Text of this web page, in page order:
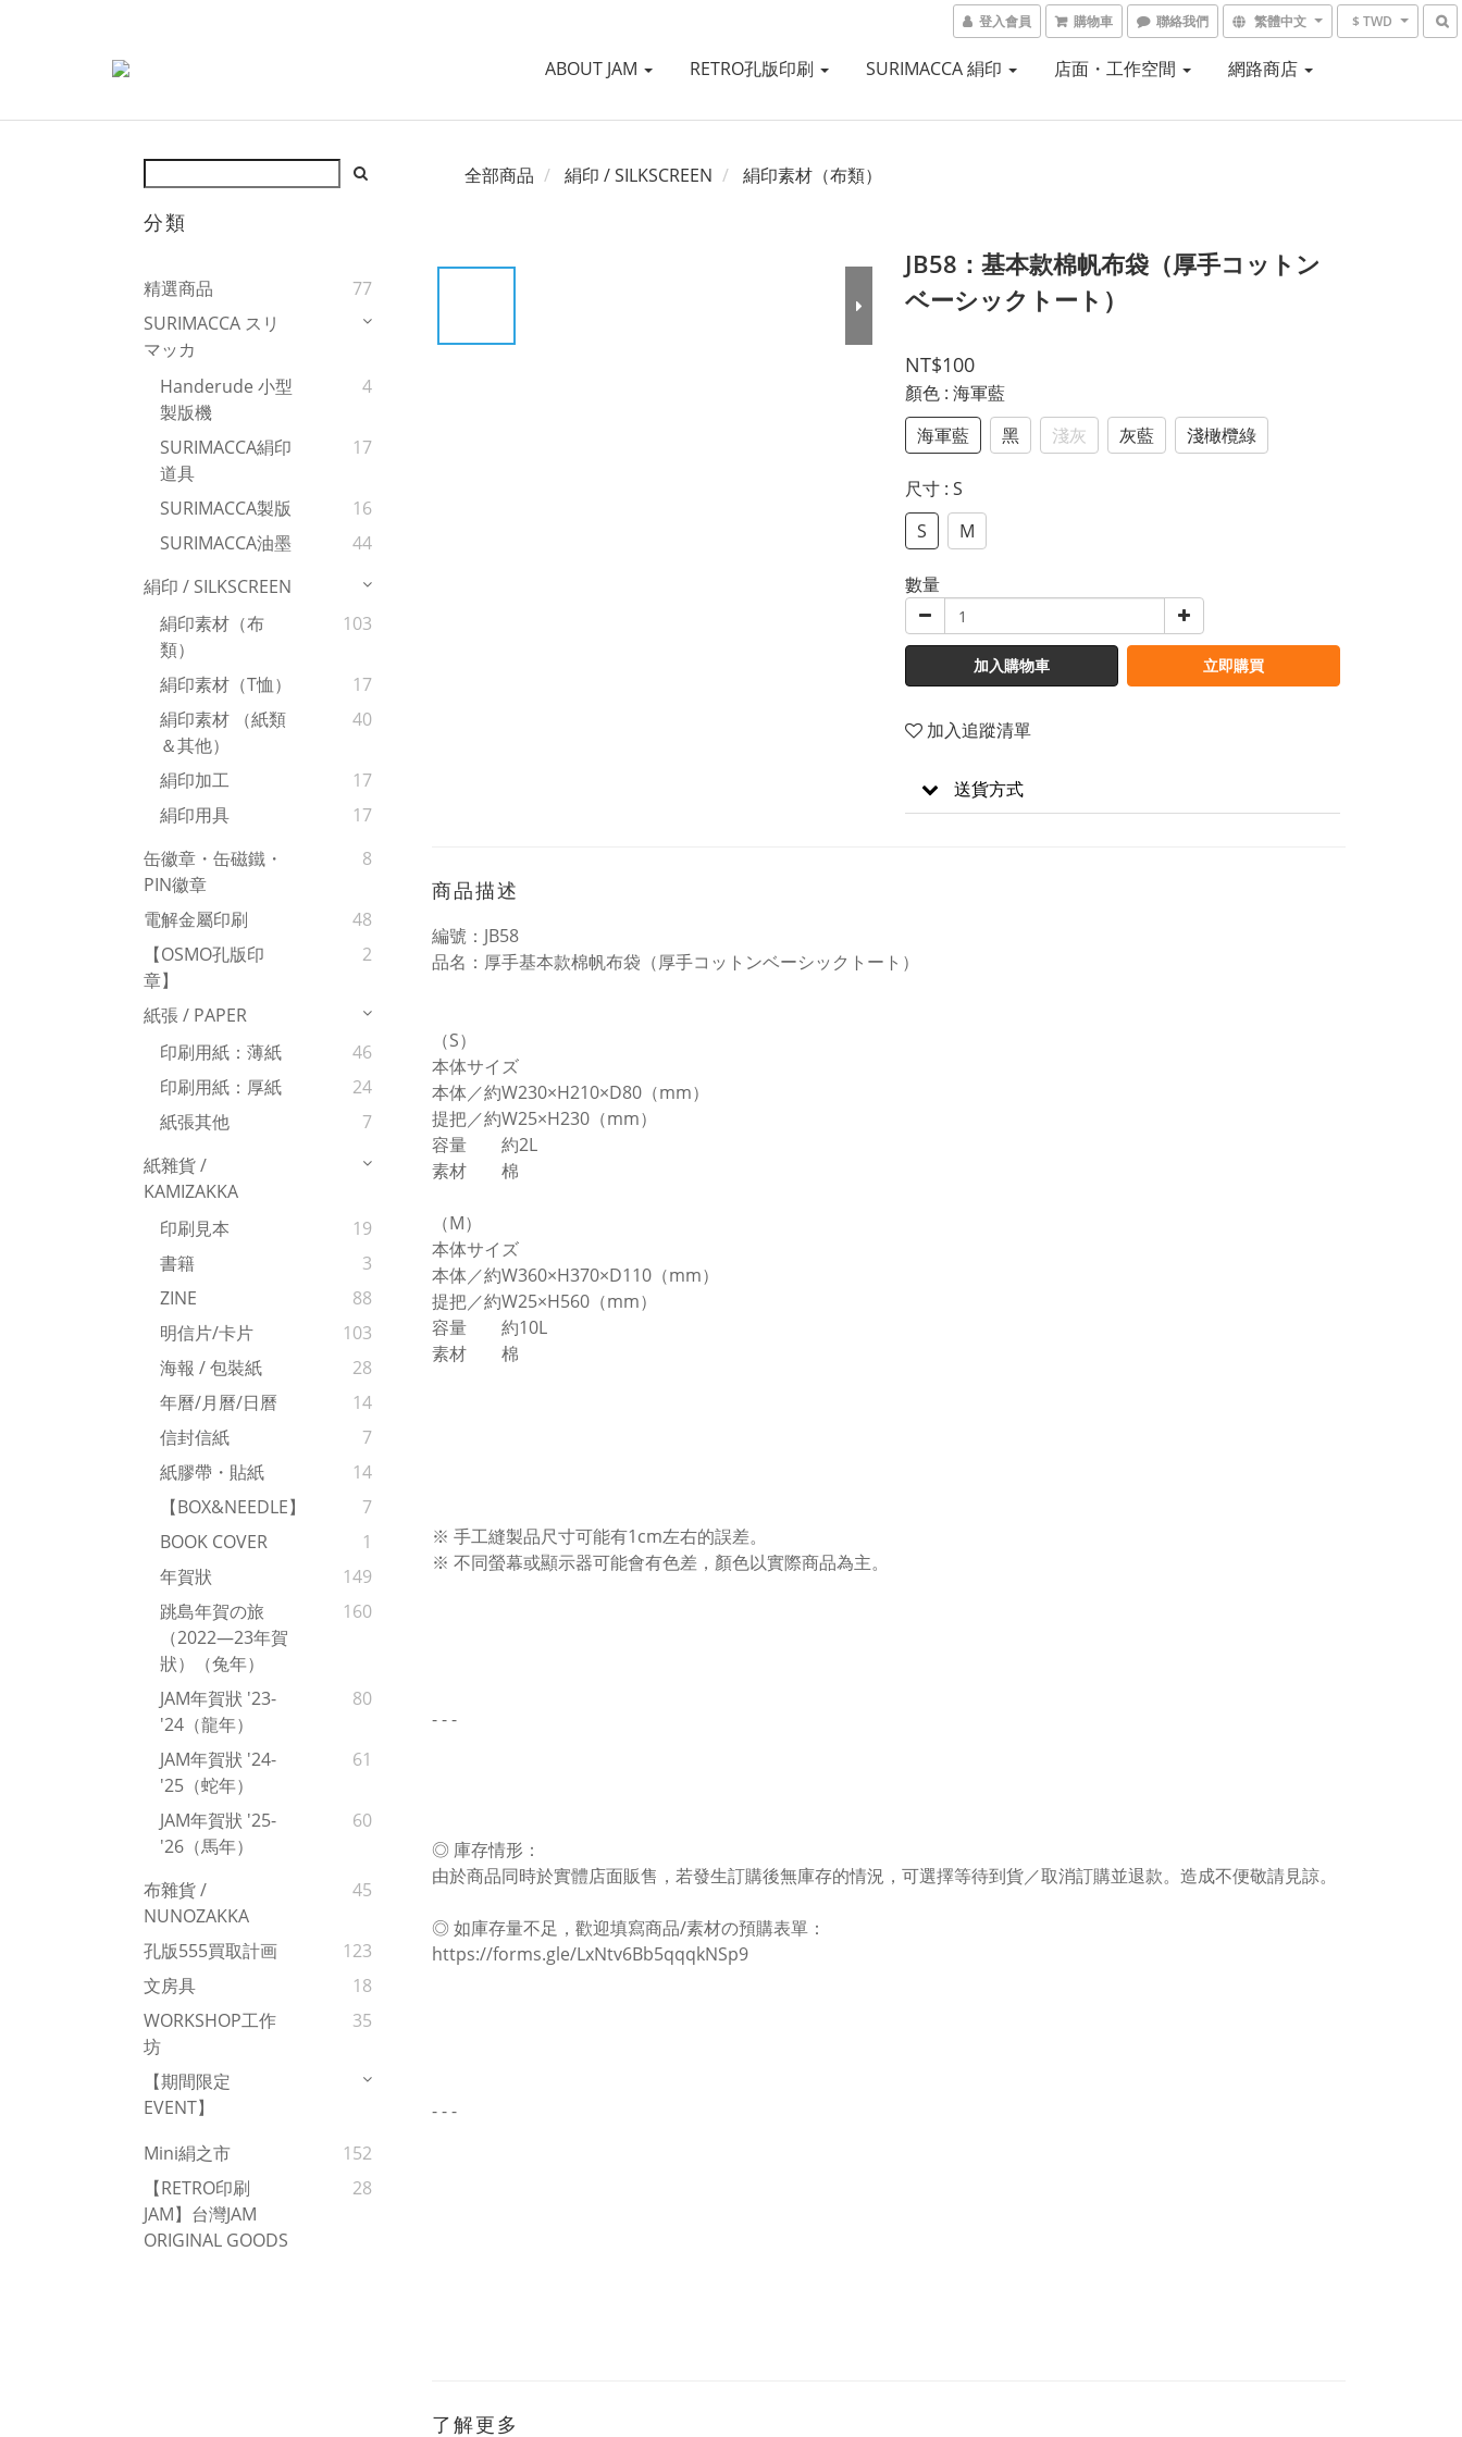
登入會員 購物車 聯絡我們 繁體中文 $ TWD
ABOUT JAM RETRO孔版印刷 SURIMACCA 絹印 店面・工作空間 網路商店
分類
精選商品
77
SURIMACCA スリ
マッカ
Handerude 小型
製版機
4
SURIMACCA絹印
道具
17
SURIMACCA製版
16
SURIMACCA油墨
44
絹印 / SILKSCREEN
絹印素材（布
類）
103
絹印素材（T恤）
17
絹印素材 （紙類
＆其他）
40
絹印加工
17
絹印用具
17
缶徽章・缶磁鐵・
PIN徽章
8
電解金屬印刷
48
【OSMO孔版印
章】
2
紙張 / PAPER
印刷用紙：薄紙
46
印刷用紙：厚紙
24
紙張其他
7
紙雜貨 /
KAMIZAKKA
印刷見本
19
書籍
3
ZINE
88
明信片/卡片
103
海報 / 包裝紙
28
年曆/月曆/日曆
14
信封信紙
7
紙膠帶・貼紙
14
【BOX&NEEDLE】
7
BOOK COVER
1
年賀狀
149
跳島年賀の旅
（2022—23年賀
狀）（兔年）
160
JAM年賀狀 '23-
'24（龍年）
80
JAM年賀狀 '24-
'25（蛇年）
61
JAM年賀狀 '25-
'26（馬年）
60
布雜貨 /
NUNOZAKKA
45
孔版555買取計画
123
文房具
18
WORKSHOP工作
坊
35
【期間限定
EVENT】
Mini絹之市
152
【RETRO印刷
JAM】台灣JAM
ORIGINAL GOODS
28
全部商品 絹印 / SILKSCREEN 絹印素材（布類）
JB58：基本款棉帆布袋（厚手コットン
ベーシックトート）
NT$100
顏色 : 海軍藍
海軍藍
黑 淺灰 灰藍 淺橄欖綠
尺寸 : S
S
M
數量
加入購物車 立即購買
加入追蹤清單
送貨方式
商品描述
編號：JB58
品名：厚手基本款棉帆布袋（厚手コットンベーシックトート）
（S）
本体サイズ
本体／約W230×H210×D80（mm）
提把／約W25×H230（mm）
容量 約2L
素材 棉
（M）
本体サイズ
本体／約W360×H370×D110（mm）
提把／約W25×H560（mm）
容量 約10L
素材 棉
※ 手工縫製品尺寸可能有1cm左右的誤差。
※ 不同螢幕或顯示器可能會有色差，顏色以實際商品為主。
- - -
◎ 庫存情形：
由於商品同時於實體店面販售，若發生訂購後無庫存的情況，可選擇等待到貨／取消訂購並退款。造成不便敬請見諒。
◎ 如庫存量不足，歡迎填寫商品/素材の預購表單：
https://forms.gle/LxNtv6Bb5qqqkNSp9
- - -
了解更多